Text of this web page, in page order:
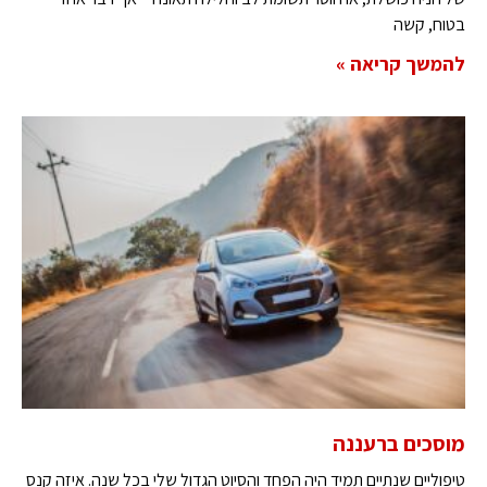
בטוח, קשה
להמשך קריאה »
מוסכים ברעננה
טיפוליים שנתיים תמיד היה הפחד והסיוט הגדול שלי בכל שנה. איזה קנס